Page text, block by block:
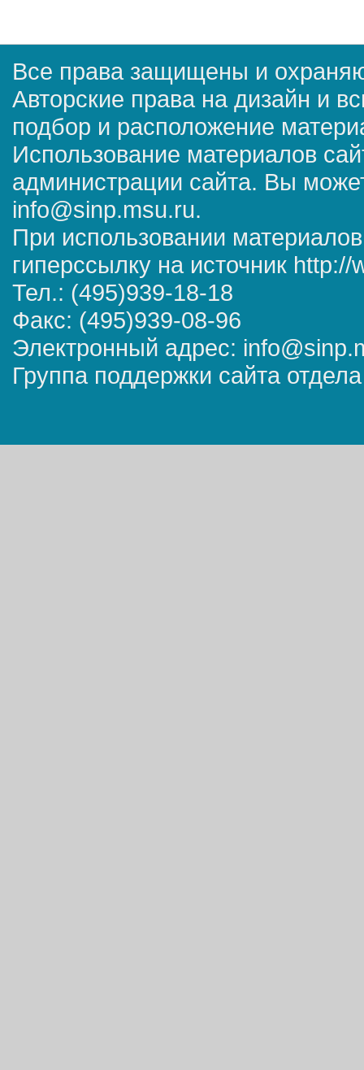
Все права защищены и
Авторские права на дизайн и
подбор и расположение
Использование материалов
администрации сайта. Вы
info@sinp.msu.ru.
При использовании
гиперссылку на источник
Тел.: (495)939-18-18
Факс: (495)939-08-96
Электронный адрес:
Группа поддержки сайта